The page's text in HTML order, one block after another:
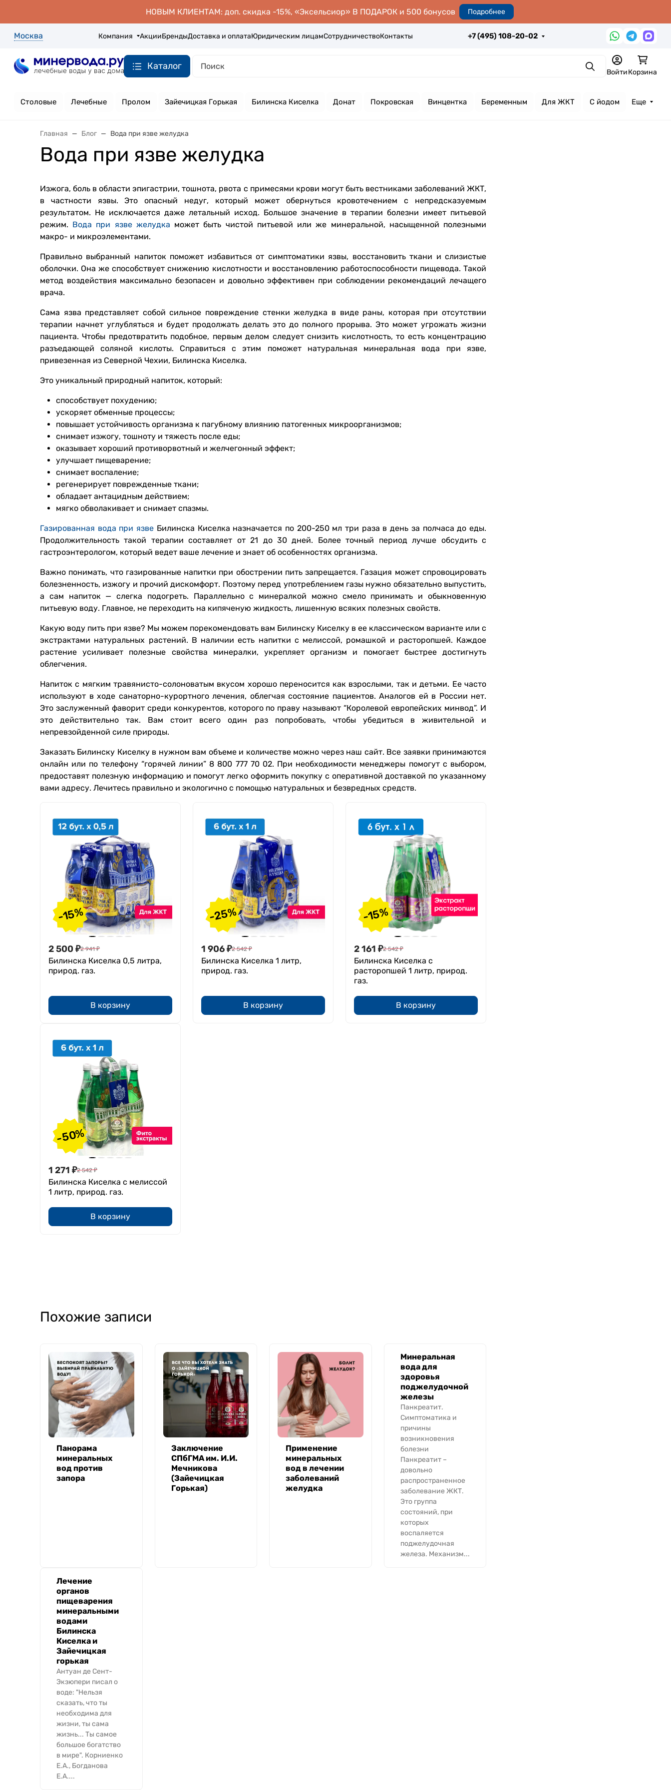
НОВЫМ КЛИЕНТАМ: доп. скидка -15%, «Эксельсиор» В ПОДАРОК и 500 бонусов Подробнее
Москва Компания АкцииБрендыДоставка и оплатаЮридическим лицамСотрудничествоКонтакты +7 (495) 108-20-02
Каталог ПоискВойтиКорзина
Столовые Лечебные Пролом Зайечицкая Горькая Билинска Киселка Донат Покровская Винцентка Беременным Для ЖКТ С йодом Еще
Главная Блог Вода при язве желудка
Вода при язве желудка
Изжога, боль в области эпигастрии, тошнота, рвота с примесями крови могут быть вестниками заболеваний ЖКТ,
в частности язвы. Это опасный недуг, который может обернуться кровотечением с непредсказуемым
результатом. Не исключается даже летальный исход. Большое значение в терапии болезни имеет питьевой
режим. Вода при язве желудка может быть чистой питьевой или же минеральной, насыщенной полезными
макро- и микроэлементами.
Правильно выбранный напиток поможет избавиться от симптоматики язвы, восстановить ткани и слизистые
оболочки. Она же способствует снижению кислотности и восстановлению работоспособности пищевода. Такой
метод воздействия максимально безопасен и довольно эффективен при соблюдении рекомендаций лечащего
врача.
Сама язва представляет собой сильное повреждение стенки желудка в виде раны, которая при отсутствии
терапии начнет углубляться и будет продолжать делать это до полного прорыва. Это может угрожать жизни
пациента. Чтобы предотвратить подобное, первым делом следует снизить кислотность, то есть концентрацию
разъедающей соляной кислоты. Справиться с этим поможет натуральная минеральная вода при язве,
привезенная из Северной Чехии, Билинска Киселка.
Это уникальный природный напиток, который:
способствует похудению;
ускоряет обменные процессы;
повышает устойчивость организма к пагубному влиянию патогенных микроорганизмов;
снимает изжогу, тошноту и тяжесть после еды;
оказывает хороший противорвотный и желчегонный эффект;
улучшает пищеварение;
снимает воспаление;
регенерирует поврежденные ткани;
обладает антацидным действием;
мягко обволакивает и снимает спазмы.
Газированная вода при язве Билинска Киселка назначается по 200-250 мл три раза в день за полчаса до еды.
Продолжительность такой терапии составляет от 21 до 30 дней. Более точный период лучше обсудить с
гастроэнтерологом, который ведет ваше лечение и знает об особенностях организма.
Важно понимать, что газированные напитки при обострении пить запрещается. Газация может спровоцировать
болезненность, изжогу и прочий дискомфорт. Поэтому перед употреблением газы нужно обязательно выпустить,
а сам напиток — слегка подогреть. Параллельно с минералкой можно смело принимать и обыкновенную
питьевую воду. Главное, не переходить на кипяченую жидкость, лишенную всяких полезных свойств.
Какую воду пить при язве? Мы можем порекомендовать вам Билинску Киселку в ее классическом варианте или с
экстрактами натуральных растений. В наличии есть напитки с мелиссой, ромашкой и расторопшей. Каждое
растение усиливает полезные свойства минералки, укрепляет организм и помогает быстрее достигнуть
облегчения.
Напиток с мягким травянисто-солоноватым вкусом хорошо переносится как взрослыми, так и детьми. Ее часто
используют в ходе санаторно-курортного лечения, облегчая состояние пациентов. Аналогов ей в России нет.
Это заслуженный фаворит среди конкурентов, которого по праву называют “Королевой европейских минвод”. И
это действительно так. Вам стоит всего один раз попробовать, чтобы убедиться в живительной и
непревзойденной силе природы.
Заказать Билинску Киселку в нужном вам объеме и количестве можно через наш сайт. Все заявки принимаются
онлайн или по телефону “горячей линии” 8 800 777 70 02. При необходимости менеджеры помогут с выбором,
предоставят полезную информацию и помогут легко оформить покупку с оперативной доставкой по указанному
вами адресу. Лечитесь правильно и экологично с помощью натуральных и безвредных средств.
-15%
2 500 ₽2 941 ₽
Билинска Киселка 0,5 литра,
природ. газ.
В корзину
-25%
1 906₽2 542 ₽
Билинска Киселка 1 литр,
природ. газ.
В корзину
-15%
2 161 ₽2 542 ₽
Билинска Киселка с
расторопшей 1 литр, природ.
газ.
В корзину
-50%
1 271 ₽2 542 ₽
Билинска Киселка с мелиссой
1 литр, природ. газ.
В корзину
Похожие записи
Панорама
минеральных
вод против
запора
Заключение
СПбГМА им. И.И.
Мечникова
(Зайечицкая
Горькая)
Применение
минеральных
вод в лечении
заболеваний
желудка
Минеральная
вода для
здоровья
поджелудочной
железы
Панкреатит.
Симптоматика и
причины
возникновения
болезни
Панкреатит –
довольно
распространенное
заболевание ЖКТ.
Это группа
состояний, при
которых
воспаляется
поджелудочная
железа. Механизм...
Лечение
органов
пищеварения
минеральными
водами
Билинска
Киселка и
Зайечицкая
горькая
Антуан де Сент-
Экзюпери писал о
воде: "Нельзя
сказать, что ты
необходима для
жизни, ты сама
жизнь... Ты самое
большое богатство
в мире". Корниенко
Е.А., Богданова
Е.А....